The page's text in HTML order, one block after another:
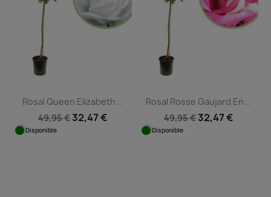
Rosal Queen Elizabeth...
49,95 € 32,47 €
Disponible
Rosal Rosse Gaujard En...
49,95 €32,47 €
Disponible